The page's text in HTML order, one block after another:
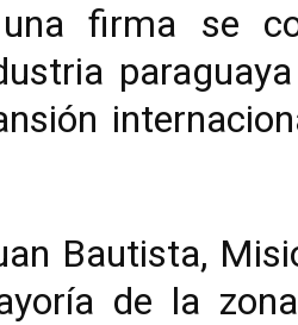
firma se
Bautista,
de la